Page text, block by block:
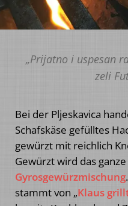
„Prijatno i uspesan
zeli
Bei der Pljeskavica
Schafskäse gefülltes
gewürzt mit reichlich
Gewürzt wird das
Gyrosgewürzmischung
stammt von „Klaus